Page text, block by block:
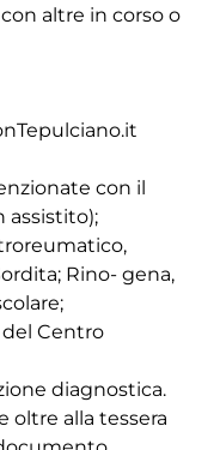
altre in corso o
con il
assistito);
Rino- gena,
Centro
diagnostica.
oltre alla tessera